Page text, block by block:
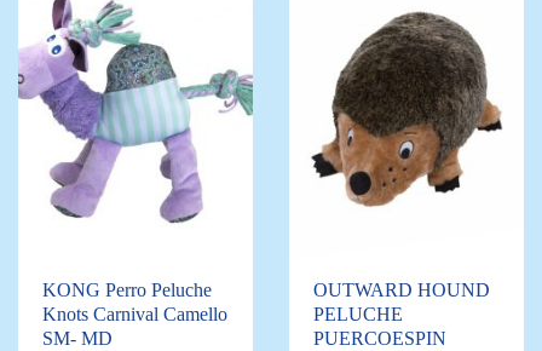
KONG Perro Peluche
Knots Carnival Camello
SM- MD
OUTWARD HOUND
PELUCHE
PUERCOESPIN